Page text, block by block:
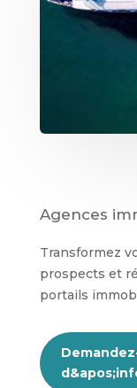
Agences
Transformez
prospects et
portails